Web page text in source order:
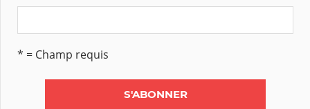
* = Champ requis